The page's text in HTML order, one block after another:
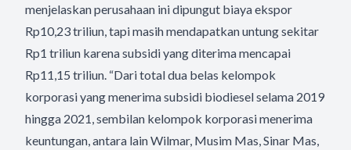
menjelaskan perusahaan ini dipungut biaya ekspor
Rp10,23 triliun, tapi masih mendapatkan untung sekitar
Rp1 triliun karena subsidi yang diterima mencapai
Rp11,15 triliun. “Dari total dua belas kelompok
korporasi yang menerima subsidi biodiesel selama 2019
hingga 2021, sembilan kelompok korporasi menerima
keuntungan, antara lain Wilmar, Musim Mas, Sinar Mas,